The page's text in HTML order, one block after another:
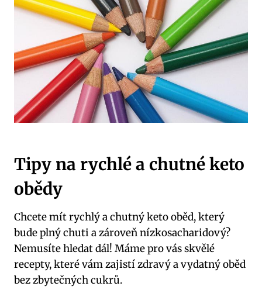
Tipy na rychlé ⁣a chutné keto
obědy
Chcete ‌mít rychlý a chutný keto oběd, který​
bude ‍plný chuti ⁢a zároveň⁣ nízkosacharidový?
Nemusíte hledat dál! Máme ⁣pro vás skvělé⁣
recepty, které vám⁤ zajistí zdravý a‍ vydatný⁢ oběd
bez zbytečných cukrů.